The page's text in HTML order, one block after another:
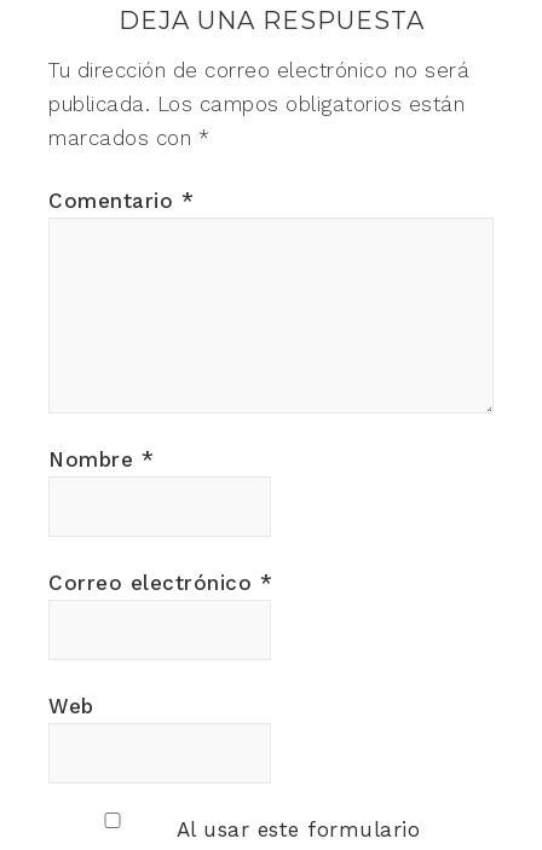
DEJA UNA RESPUESTA
Tu dirección de correo electrónico no será
publicada. Los campos obligatorios están
marcados con *
Comentario *
Nombre *
Correo electrónico *
Web
Al usar este formulario